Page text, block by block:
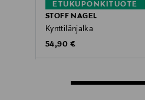
ETUKUPONKITUOTE
STOFF NAGEL
Kynttilänjalka
Original Price
54,90 €